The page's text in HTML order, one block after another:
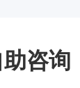
助咨询